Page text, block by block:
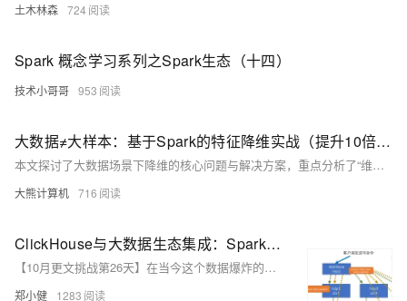
土木林森 724
Spark 概念学习系列之Spark生态（十四）
技术小哥哥 953
大数据≠大样本：基于Spark的特征降维实战（提升10倍训练效率）
本文探讨了大数据场景下降维的核心问题与解决方案，重点分析了“维度灾难”对模型性能的影响及特征冗余的陷阱。通过数学证明与实际案例，揭示高维空间中样本稀疏性问题，并提出基于Spark的分布式降维技术选型与优化策略。文章详细展示了PCA在亿级用户画像中的应用，包括数据准备、核心实现与效果评估，同时深入探讨了协方差矩阵计算与特征值分解的并行优化方法。此外，还介绍了动态维度调整、非线性特征处理及降维与其他AI技术的协同效应，为生产环境提供了最佳实践指南。最终总结出降维的本质与工程实践原则，展望未来发展方向。
大熊计算机 716
ClickHouse与大数据生态集成：Spark & Flink 实战
【10月更文挑战第26天】在当今这个数据爆炸的时代，能够高效地处理和分析海量数据成为了企业和组织提升竞争力的关键。作为一款高性能的列式数据库系统，ClickHouse 在大数据分析领域展现出了卓越的能力。然而，为了充分利用ClickHouse的优势，将其与现有的大数据处理框架（如Apache Spark和Apache Flink）进行集成变得尤为重要。本文将从我个人的角度出发，探讨如何通过这些技术的结合，实现对大规模数据的实时处理和分析。
郑小健 1283